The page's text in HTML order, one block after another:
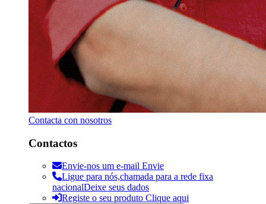
Contacta con nosotros
Contactos
Envie-nos um e-mail Envie
Ligue para nós,chamada para a rede fixa
nacionalDeixe seus dados
Registe o seu produto Clique aqui